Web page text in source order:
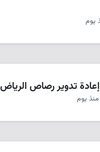
يوم
تدوير رصاص الرياض
منذ يوم